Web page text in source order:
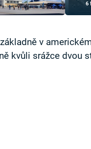
6
v
kvůli srážce dvou